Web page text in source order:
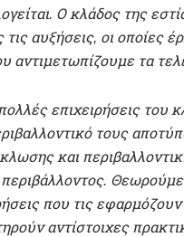
Ο κλάδος της
αυξήσεις, οι οποίες
αντιμετωπίζουμε τα
επιχειρήσεις του
τους
και
Θεωρούμε
που τις
αντίστοιχες